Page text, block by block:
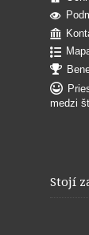
medzi
Stojí